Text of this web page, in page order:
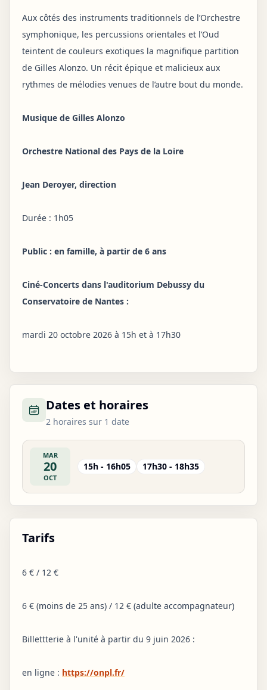
Aux côtés des instruments traditionnels de l’Orchestre
symphonique, les percussions orientales et l’Oud
teintent de couleurs exotiques la magnifique partition
de Gilles Alonzo. Un récit épique et malicieux aux
rythmes de mélodies venues de l’autre bout du monde.
Musique de Gilles Alonzo
Orchestre National des Pays de la Loire
Jean Deroyer, direction
Durée : 1h05
Public : en famille, à partir de 6 ans
Ciné-Concerts dans l'auditorium Debussy du
Conservatoire de Nantes :
mardi 20 octobre 2026 à 15h et à 17h30
Dates et horaires
2 horaires sur 1 date
MAR
20
OCT
15h - 16h05 17h30 - 18h35
Tarifs
6 € / 12 €
6 € (moins de 25 ans) / 12 € (adulte accompagnateur)
Billettterie à l'unité à partir du 9 juin 2026 :
en ligne : https://onpl.fr/